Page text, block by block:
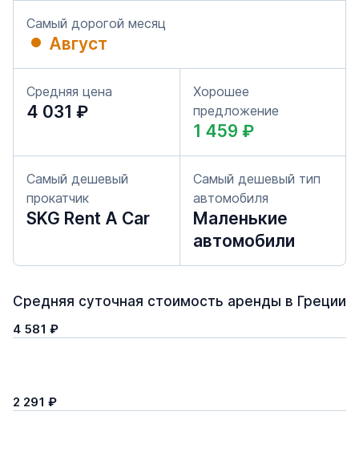
Самый дорогой месяц
Август
Средняя цена
4 031 ₽
Хорошее
предложение
1 459 ₽
Самый дешевый
прокатчик
SKG Rent A Car
Самый дешевый тип
автомобиля
Маленькие
автомобили
Средняя суточная стоимость аренды в Греции
4 581 ₽
2 291 ₽